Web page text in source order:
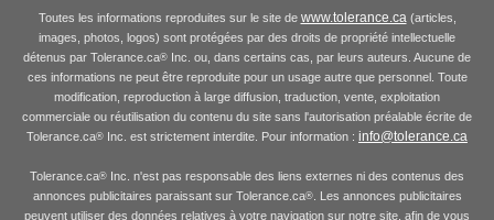
Toutes les informations reproduites sur le site de www.tolerance.ca (articles,
images, photos, logos) sont protégées par des droits de propriété intellectuelle
détenus par Tolerance.ca® Inc. ou, dans certains cas, par leurs auteurs. Aucune de
ces informations ne peut être reproduite pour un usage autre que personnel. Toute
modification, reproduction à large diffusion, traduction, vente, exploitation
commerciale ou réutilisation du contenu du site sans l'autorisation préalable écrite de
Tolerance.ca® Inc. est strictement interdite. Pour information : info@tolerance.ca
Tolerance.ca® Inc. n'est pas responsable des liens externes ni des contenus des
annonces publicitaires paraissant sur Tolerance.ca®. Les annonces publicitaires
peuvent utiliser des données relatives à votre navigation sur notre site, afin de vous